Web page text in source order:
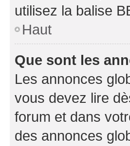
utilisez la balise
Haut
Que sont les
Les annonces
vous devez lire
forum et dans
des annonces